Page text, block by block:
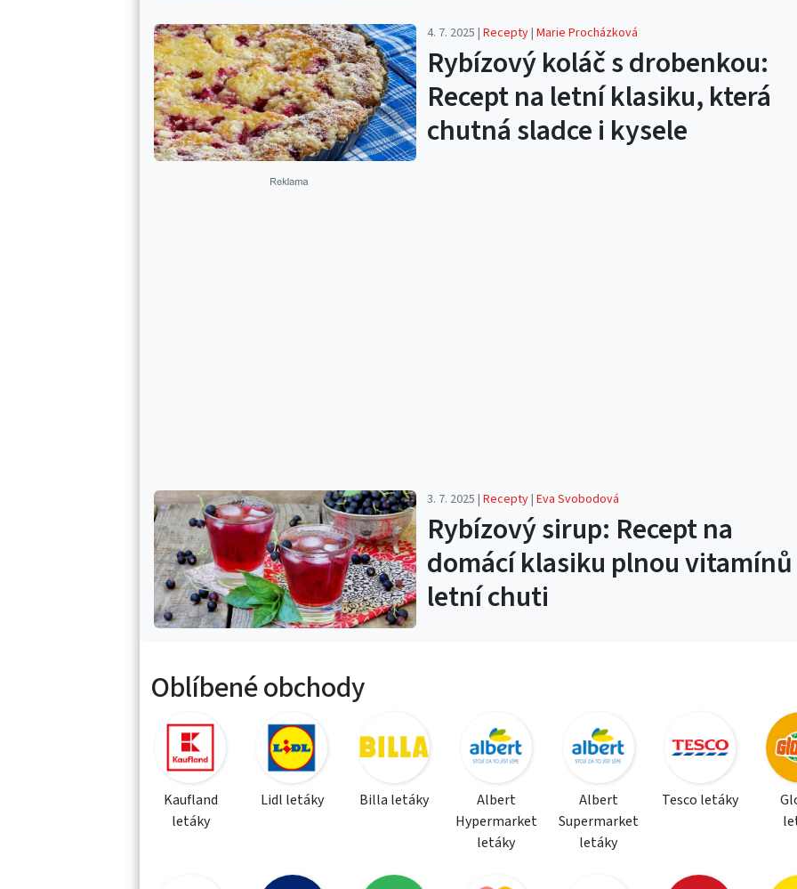
4. 7. 2025 | Recepty| Marie Procházková
Rybízový koláč s drobenkou:
Recept na letní klasiku, která
chutná sladce i kysele
3. 7. 2025 | Recepty| Eva Svobodová
Rybízový sirup: Recept na
domácí klasiku plnou vitamínů
letní chuti
Oblíbené obchody
Kaufland
letáky
Lidl letáky Billa letáky
Albert
Hypermarket
letáky
Albert
Supermarket
letáky
Tesco letáky